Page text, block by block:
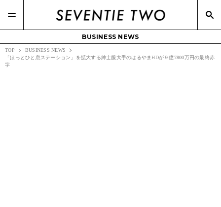
BUSINESS NEWS
TOP
BUSINESS NEWS
「ほっとひと息ステーション」を拡大する紳士服大手のはるやまHDが９億7800万円の最終赤
字